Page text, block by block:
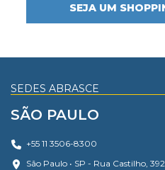
SEJA UM
SEDES ABRASCE
SÃO PAULO
+55 11 3506-8300
São Paulo • SP - Rua Castilho,